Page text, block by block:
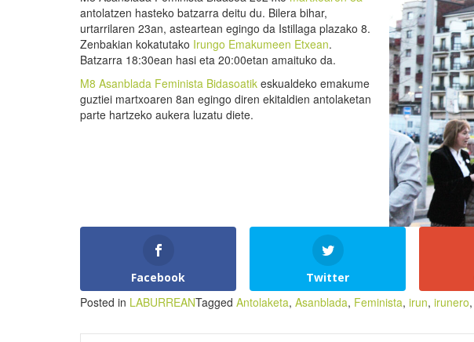
antolatzen hasteko batzarra deitu du. Bilera bihar,
urtarrilaren 23an, asteartean egingo da Istillaga plazako 8.
Zenbakian kokatutako Irungo Emakumeen Etxean.
Batzarra 18:30ean hasi eta 20:00etan amaituko da.
M8 Asanblada Feminista Bidasoatik eskualdeko emakume
guztiei martxoaren 8an egingo diren ekitaldien antolaketan
parte hartzeko aukera luzatu diete.
Facebook Twitter
Posted in LABURREANTagged Antolaketa, Asanblada, Feminista, irun, irunero,